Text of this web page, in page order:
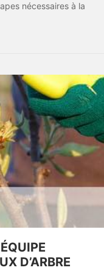
nécessaires à la
D’ARBRE